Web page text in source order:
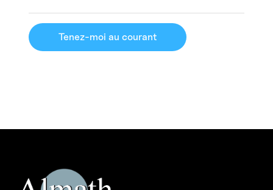
Tenez-moi au courant